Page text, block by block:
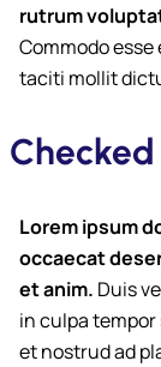
rutrum
Commodo
taciti mollit
Lorem ipsum
occaecat
et anim. Duis
in culpa
et nostrud ad